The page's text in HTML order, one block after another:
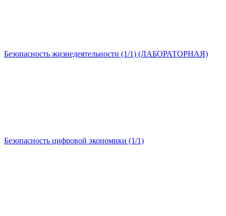
Безопасность жизнедеятельности (1/1) (ЛАБОРАТОРНАЯ)
Безопасность цифровой экономики (1/1)